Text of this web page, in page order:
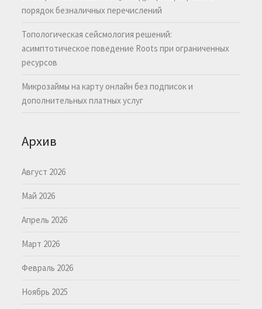
порядок безналичных перечислений
Топологическая сейсмология решений:
асимптотическое поведение Roots при ограниченных
ресурсов
Микрозаймы на карту онлайн без подписок и
дополнительных платных услуг
Архив
Август 2026
Май 2026
Апрель 2026
Март 2026
Февраль 2026
Ноябрь 2025